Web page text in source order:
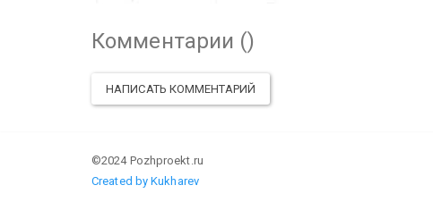
Комментарии ()
НАПИСАТЬ КОММЕНТАРИЙ
©2024 Pozhproekt.ru
Created by Kukharev